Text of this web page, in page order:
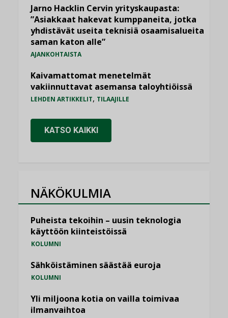
Jarno Hacklin Cervin yrityskaupasta:
”Asiakkaat hakevat kumppaneita, jotka
yhdistävät useita teknisiä osaamisalueita
saman katon alle”
AJANKOHTAISTA
Kaivamattomat menetelmät
vakiinnuttavat asemansa taloyhtiöissä
LEHDEN ARTIKKELIT, TILAAJILLE
KATSO KAIKKI
NÄKÖKULMIA
Puheista tekoihin – uusin teknologia
käyttöön kiinteistöissä
KOLUMNI
Sähköistäminen säästää euroja
KOLUMNI
Yli miljoona kotia on vailla toimivaa
ilmanvaihtoa